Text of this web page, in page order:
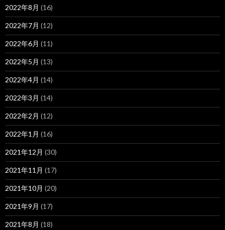
2022年8月 (16)
2022年7月 (12)
2022年6月 (11)
2022年5月 (13)
2022年4月 (14)
2022年3月 (14)
2022年2月 (12)
2022年1月 (16)
2021年12月 (30)
2021年11月 (17)
2021年10月 (20)
2021年9月 (17)
2021年8月 (18)